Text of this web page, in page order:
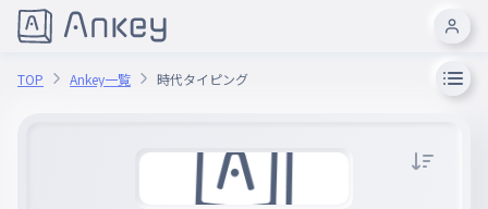
TOP Ankey一覧 時代タイピング